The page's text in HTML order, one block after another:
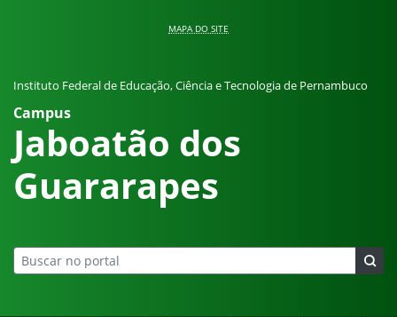
MAPA DO SITE
Instituto Federal de Educação, Ciência e Tecnologia de Pernambuco
Campus
Jaboatão dos
Guararapes